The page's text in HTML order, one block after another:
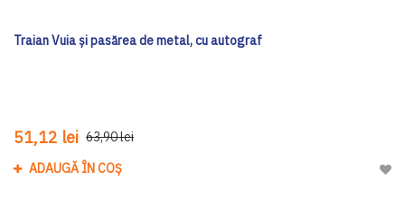
Traian Vuia și pasărea de metal, cu autograf
51,12 lei 63,90 lei
ADAUGĂ ÎN COȘ